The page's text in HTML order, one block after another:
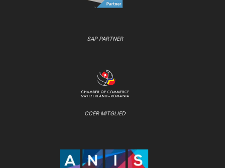
SAP PARTNER
CCER MITGLIED